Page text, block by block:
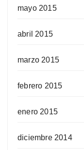
mayo 2015
abril 2015
marzo 2015
febrero 2015
enero 2015
diciembre 2014